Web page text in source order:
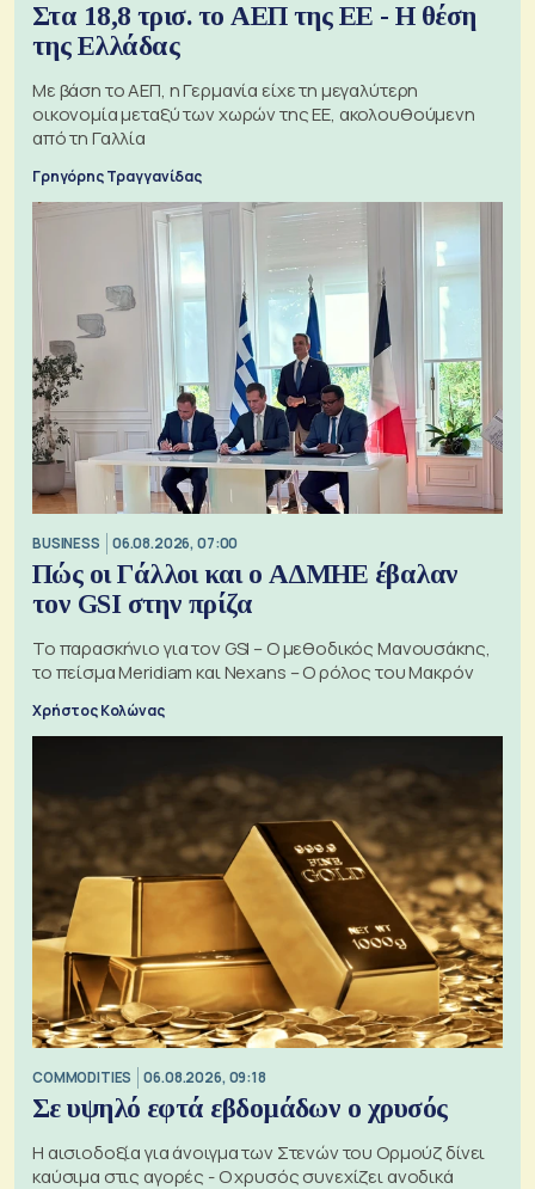
Στα 18,8 τρισ. το ΑΕΠ της ΕΕ - Η θέση
της Ελλάδας
Με βάση το ΑΕΠ, η Γερμανία είχε τη μεγαλύτερη
οικονομία μεταξύ των χωρών της ΕΕ, ακολουθούμενη
από τη Γαλλία
Γρηγόρης Τραγγανίδας
BUSINESS 06.08.2026, 07:00
Πώς οι Γάλλοι και ο ΑΔΜΗΕ έβαλαν
τον GSI στην πρίζα
Το παρασκήνιο για τον GSI – Ο μεθοδικός Μανουσάκης,
το πείσμα Meridiam και Nexans – Ο ρόλος του Μακρόν
Χρήστος Κολώνας
COMMODITIES 06.08.2026, 09:18
Σε υψηλό εφτά εβδομάδων ο χρυσός
Η αισιοδοξία για άνοιγμα των Στενών του Ορμούζ δίνει
καύσιμα στις αγορές - Ο χρυσός συνεχίζει ανοδικά